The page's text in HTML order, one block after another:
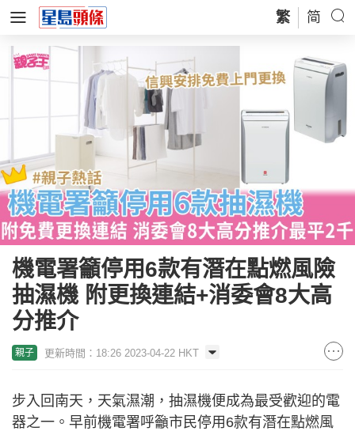
繁 简
機電署籲停用6款有潛在點燃風險
抽濕機 附更換連結+消委會8大高
分推介
親子 更新時間：18:26 2023-04-22 HKT
步入回南天，天氣濕潮，抽濕機便成為最受歡迎的電
器之一。早前機電署呼籲市民停用6款有潛在點燃風